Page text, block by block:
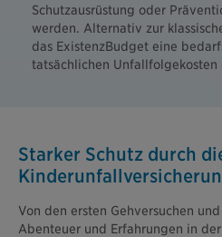
Schutzausrüstung oder
werden. Alternativ zur
das ExistenzBudget eine
tatsächlichen Unfallfolgekosten
Starker Schutz durch
Von den ersten Gehversuchen
Abenteuer und Erfahrungen in